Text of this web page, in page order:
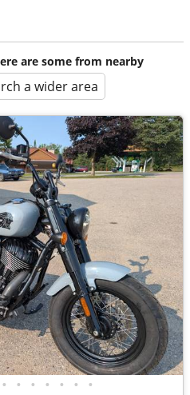
are some from nearby
a wider area
• • • • • • •